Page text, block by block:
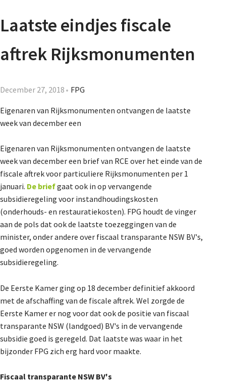
Laatste eindjes fiscale
aftrek Rijksmonumenten
December 27, 2018 FPG
Eigenaren van Rijksmonumenten ontvangen de laatste
week van december een
Eigenaren van Rijksmonumenten ontvangen de laatste
week van december een brief van RCE over het einde van de
fiscale aftrek voor particuliere Rijksmonumenten per 1
januari. De briefgaat ook in op vervangende
subsidieregeling voor instandhoudingskosten
(onderhouds- en restauratiekosten). FPG houdt de vinger
aan de pols dat ook de laatste toezeggingen van de
minister, onder andere over fiscaal transparante NSW BV's,
goed worden opgenomen in de vervangende
subsidieregeling.
De Eerste Kamer ging op 18 december definitief akkoord
met de afschaffing van de fiscale aftrek. Wel zorgde de
Eerste Kamer er nog voor dat ook de positie van fiscaal
transparante NSW (landgoed) BV's in de vervangende
subsidie goed is geregeld. Dat laatste was waar in het
bijzonder FPG zich erg hard voor maakte.
Fiscaal transparante NSW BV's
Nieuwsbrief
Lidmaatschap
Provincies
Dossiers
De Landeigenaar
Contact